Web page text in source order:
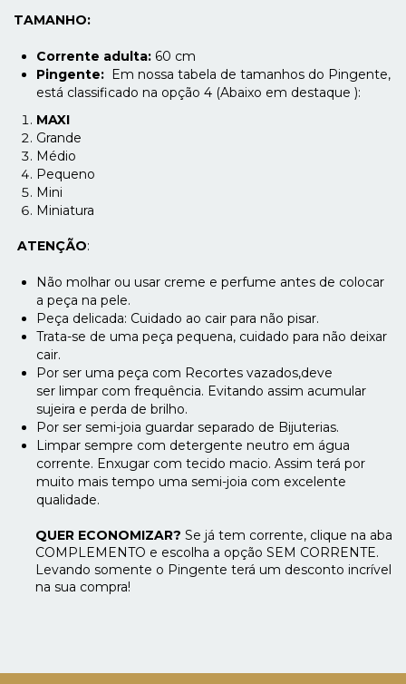
TAMANHO:
Corrente adulta: 60 cm
Pingente: ​ Em nossa tabela de tamanhos do Pingente,
está classificado na opção 4 (Abaixo em destaque ):
MAXI
Grande
Médio
Pequeno
Mini
Miniatura
ATENÇÃO:
Não molhar ou usar creme e perfume antes de colocar
a peça na pele.
Peça delicada: Cuidado ao cair para não pisar.
Trata-se de uma peça pequena, cuidado para não deixar
cair.
Por ser uma peça com Recortes vazados,deve
ser limpar com frequência. Evitando assim acumular
sujeira e perda de brilho.
Por ser semi-joia guardar separado de Bijuterias.
Limpar sempre com detergente neutro em água
corrente. Enxugar com tecido macio. Assim terá por
muito mais tempo uma semi-joia com excelente
qualidade.
QUER ECONOMIZAR? Se já tem corrente, clique na aba
COMPLEMENTO e escolha a opção SEM CORRENTE.
Levando somente o Pingente terá um desconto incrível
na sua compra!